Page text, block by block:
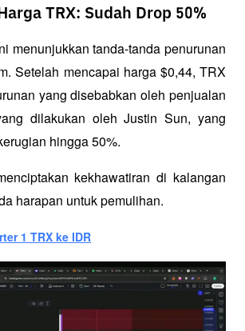
TRX: Sudah Drop 50%
menunjukkan tanda-tanda penurunan
Setelah mencapai harga $0,44, TRX
yang disebabkan oleh penjualan
dilakukan oleh Justin Sun, yang
hingga 50%.
kekhawatiran di kalangan
harapan untuk pemulihan.
1 TRX ke IDR